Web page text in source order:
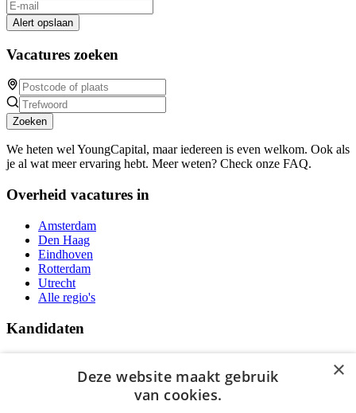
Alert opslaan
Vacatures zoeken
Zoeken
We heten wel YoungCapital, maar iedereen is even welkom. Ook als
je al wat meer ervaring hebt. Meer weten? Check onze FAQ.
Overheid vacatures in
Amsterdam
Den Haag
Eindhoven
Rotterdam
Utrecht
Alle regio's
Kandidaten
Vacatures
Over Vacatures Overheid Online
×
Deze website maakt gebruik
van cookies.